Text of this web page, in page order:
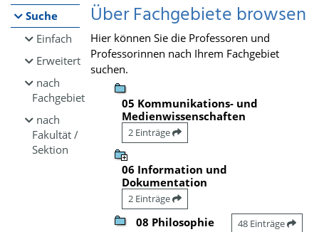
Suche
Einfach
Erweitert
nach
Fachgebiet
nach
Fakultät /
Sektion
Über Fachgebiete browsen
Hier können Sie die Professoren und
Professorinnen nach Ihrem Fachgebiet
suchen.
05 Kommunikations- und
Medienwissenschaften
2 Einträge
06 Information und
Dokumentation
2 Einträge
08 Philosophie 48 Einträge